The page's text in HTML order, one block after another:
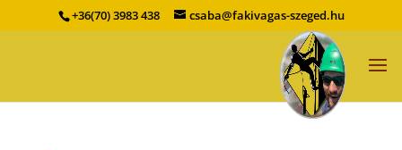
+36(70) 3983 438 csaba@fakivagas-szeged.hu